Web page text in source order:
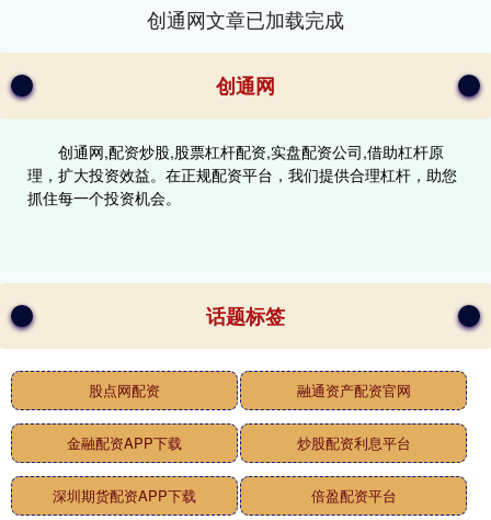
创通网文章已加载完成
创通网
创通网,配资炒股,股票杠杆配资,实盘配资公司,借助杠杆原
理，扩大投资效益。在正规配资平台，我们提供合理杠杆，助您
抓住每一个投资机会。
话题标签
股点网配资 融通资产配资官网
金融配资APP下载 炒股配资利息平台
深圳期货配资APP下载 倍盈配资平台